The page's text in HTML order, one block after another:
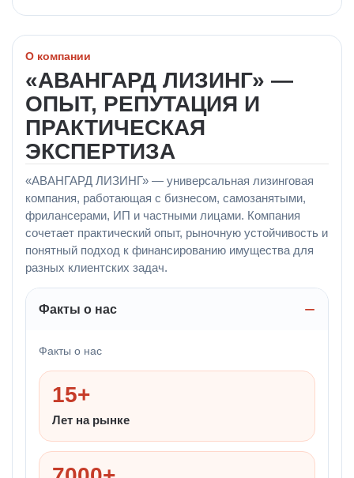
О компании
«АВАНГАРД ЛИЗИНГ» —
ОПЫТ, РЕПУТАЦИЯ И
ПРАКТИЧЕСКАЯ
ЭКСПЕРТИЗА
«АВАНГАРД ЛИЗИНГ» — универсальная лизинговая
компания, работающая с бизнесом, самозанятыми,
фрилансерами, ИП и частными лицами. Компания
сочетает практический опыт, рыночную устойчивость и
понятный подход к финансированию имущества для
разных клиентских задач.
Факты о нас
Факты о нас
15+
Лет на рынке